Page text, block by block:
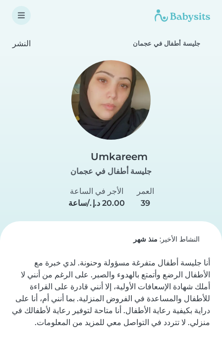
جليسة أطفال في عجمان النشر
Umkareem
جليسة أطفال في عجمان
العمر
39
الأجر في الساعة
النشاط الأخير: منذ شهر
منزلي. لا تتردد في التواصل معي للمزيد من المعلومات.